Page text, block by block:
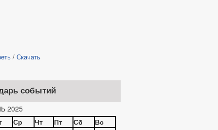
/ Скачать
событий
2025
Ср Чт Пт Сб Вс